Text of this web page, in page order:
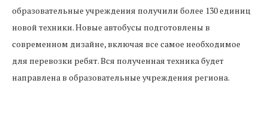
образовательные учреждения получили более 130 единиц
новой техники. Новые автобусы подготовлены в
современном дизайне, включая все самое необходимое
для перевозки ребят. Вся полученная техника будет
направлена в образовательные учреждения региона.